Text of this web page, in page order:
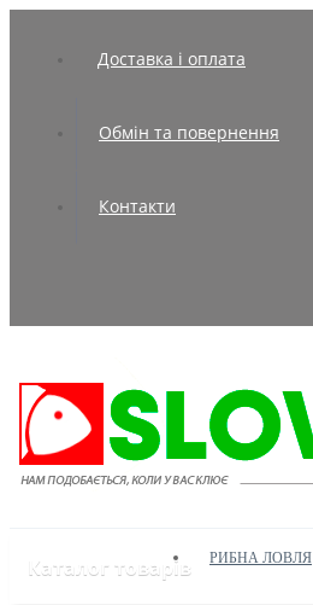
Доставка і оплата
Обмін та повернення
Контакти
Каталог товарів РИБНА ЛОВЛЯ